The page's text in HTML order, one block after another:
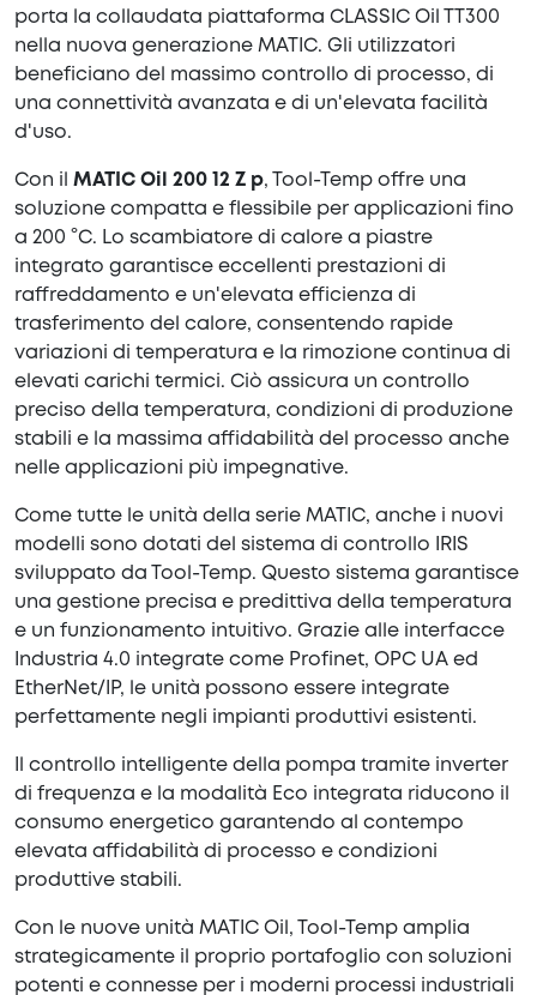
porta la collaudata piattaforma CLASSIC Oil TT300
nella nuova generazione MATIC. Gli utilizzatori
beneficiano del massimo controllo di processo, di
una connettività avanzata e di un'elevata facilità
d'uso.
Con il MATIC Oil 200 12 Z p, Tool-Temp offre una
soluzione compatta e flessibile per applicazioni fino
a 200 °C. Lo scambiatore di calore a piastre
integrato garantisce eccellenti prestazioni di
raffreddamento e un'elevata efficienza di
trasferimento del calore, consentendo rapide
variazioni di temperatura e la rimozione continua di
elevati carichi termici. Ciò assicura un controllo
preciso della temperatura, condizioni di produzione
stabili e la massima affidabilità del processo anche
nelle applicazioni più impegnative.
Come tutte le unità della serie MATIC, anche i nuovi
modelli sono dotati del sistema di controllo IRIS
sviluppato da Tool-Temp. Questo sistema garantisce
una gestione precisa e predittiva della temperatura
e un funzionamento intuitivo. Grazie alle interfacce
Industria 4.0 integrate come Profinet, OPC UA ed
EtherNet/IP, le unità possono essere integrate
perfettamente negli impianti produttivi esistenti.
Il controllo intelligente della pompa tramite inverter
di frequenza e la modalità Eco integrata riducono il
consumo energetico garantendo al contempo
elevata affidabilità di processo e condizioni
produttive stabili.
Con le nuove unità MATIC Oil, Tool-Temp amplia
strategicamente il proprio portafoglio con soluzioni
potenti e connesse per i moderni processi industriali